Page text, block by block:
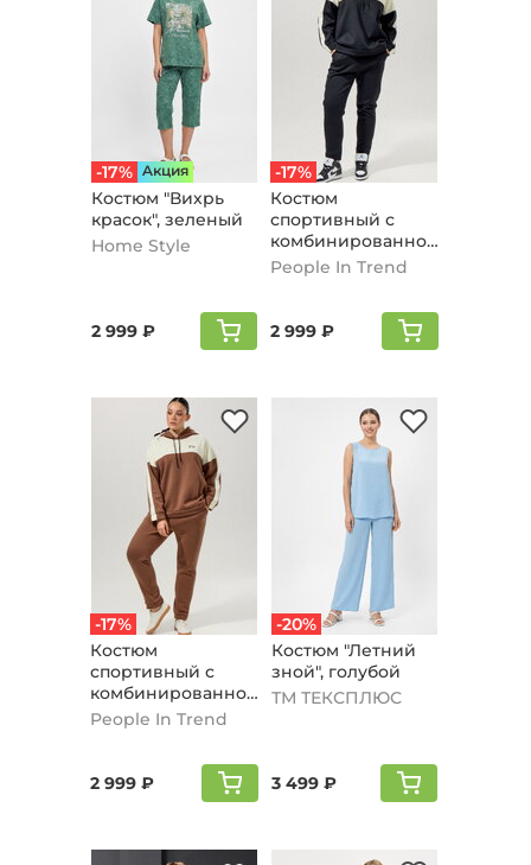
-17% Aкция
Костюм "Вихрь
красок", зеленый
Home Style
2 999 ₽
-17%
Костюм
спортивный с
комбинированной
вставкой, черный
People In Trend
2 999 ₽
-17%
Костюм
спортивный с
комбинированной
вставкой,
кофейный
People In Trend
2 999 ₽
-20%
Костюм "Летний
зной", голубой
ТМ ТЕКСПЛЮС
3 499 ₽